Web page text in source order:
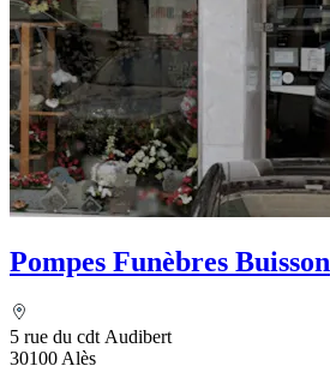
Pompes Funèbres Buisson
5 rue du cdt Audibert
30100 Alès